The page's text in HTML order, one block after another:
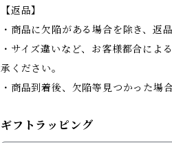
【返品】
・商品に欠陥がある場合を除き、返
・サイズ違いなど、お客様都合によ
承ください。
・商品到着後、欠陥等見つかった場
ギフトラッピング